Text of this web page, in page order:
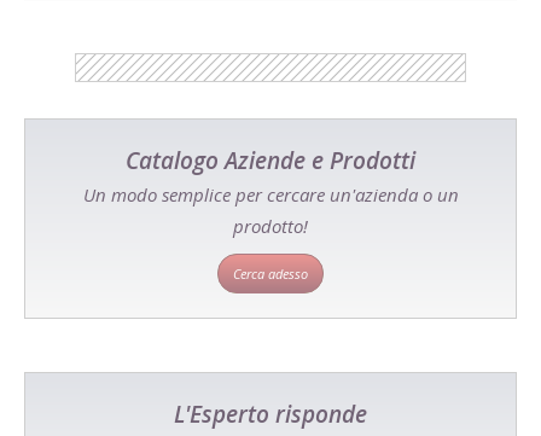
Catalogo Aziende e Prodotti
Un modo semplice per cercare un'azienda o un
prodotto!
Cerca adesso
L'Esperto risponde